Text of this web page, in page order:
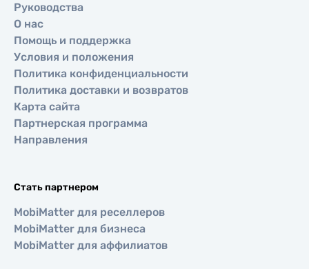
Руководства
О нас
Помощь и поддержка
Условия и положения
Политика конфиденциальности
Политика доставки и возвратов
Карта сайта
Партнерская программа
Направления
Стать партнером
MobiMatter для реселлеров
MobiMatter для бизнеса
MobiMatter для аффилиатов